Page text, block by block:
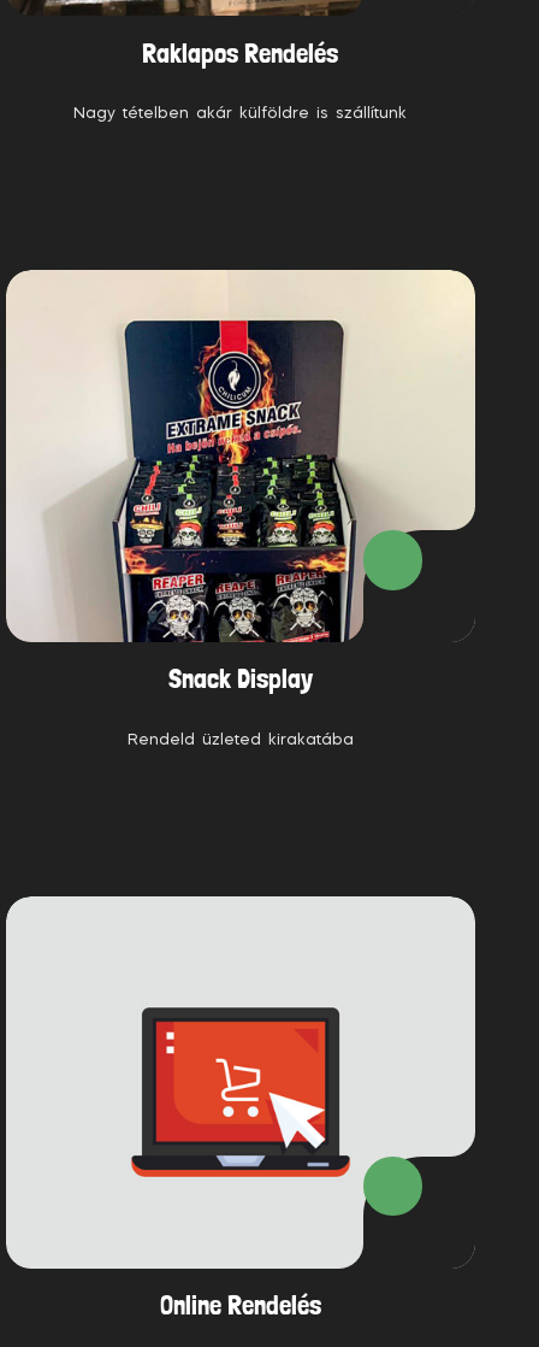
Raklapos Rendelés
Nagy tételben akár külföldre is szállítunk
Snack Display
Rendeld üzleted kirakatába
Online Rendelés